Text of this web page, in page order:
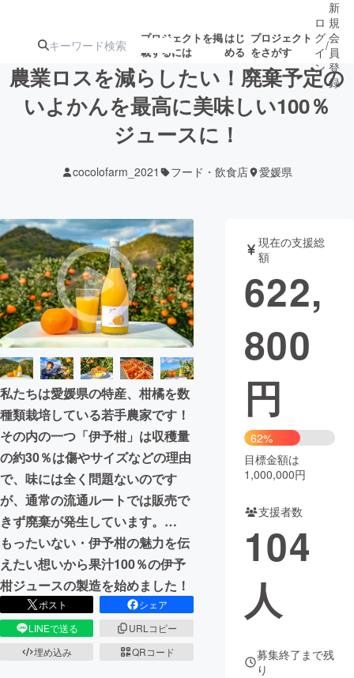
プロジェクトを掲
載するには
はじ
める
プロジェクト
をさがす
注目の新着プロ募集終了が近いプ
テクノロジー・ガジェット
映像・映画 書籍・雑誌
ビジネス・起業 チャレンジ
まちづくり・地域活性化
CAMPFIRE for Social Good
CAMPFIRE Creation
CAMPFIREふるさと納税machi-ya コミュニティ
ロ
グ
イ
ン
/
新
規
会
員
登
録
農業ロスを減らしたい！廃棄予定の
いよかんを最高に美味しい100％
ジュースに！
cocolofarm_2021 フード・飲食店 愛媛県
私たちは愛媛県の特産、柑橘を数
種類栽培している若手農家です！
その内の一つ「伊予柑」は収穫量
の約30％は傷やサイズなどの理由
で、味には全く問題ないのです
が、通常の流通ルートでは販売で
きず廃棄が発生しています。…
もったいない・伊予柑の魅力を伝
えたい想いから果汁100％の伊予
柑ジュースの製造を始めました！
ポスト
シェア
LINEで送る
URLコピー
埋め込み
QRコード
現在の支援総
額
622,
800
円
62%
目標金額は
1,000,000円
支援者数
104
人
募集終了まで残
り